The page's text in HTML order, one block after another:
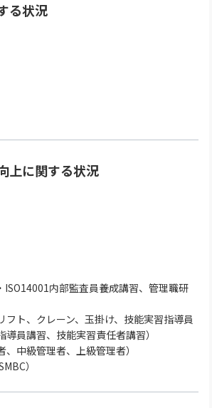
る状況
上に関する状況
ISO14001内部監査員養成講習、管理職研
フト、クレーン、玉掛け、技能実習指導員
員講習、技能実習責任者講習）
中級管理者、上級管理者）
）